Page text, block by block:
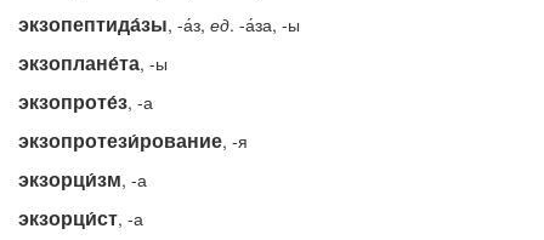
экзопептида́зы, -а́з, ед. -а́за, -ы
экзоплане́та, -ы
экзопроте́з, -а
экзопротези́рование, -я
экзорци́зм, -а
экзорци́ст, -а